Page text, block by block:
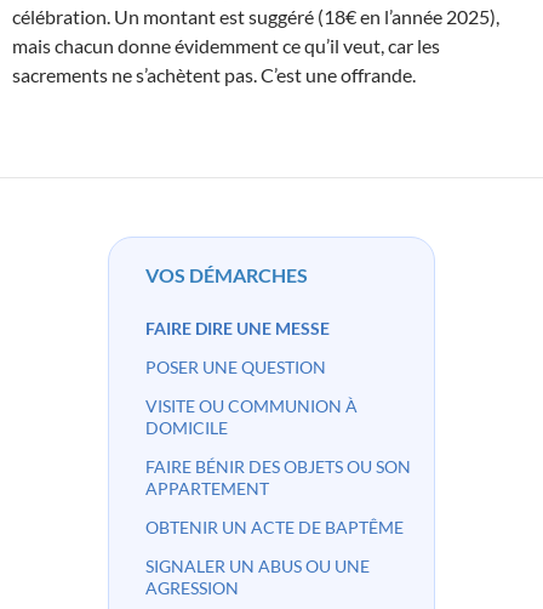
célébration. Un montant est suggéré (18€ en l’année 2025),
mais chacun donne évidemment ce qu’il veut, car les
sacrements ne s’achètent pas. C’est une offrande.
VOS DÉMARCHES
FAIRE DIRE UNE MESSE
POSER UNE QUESTION
VISITE OU COMMUNION À
DOMICILE
FAIRE BÉNIR DES OBJETS OU SON
APPARTEMENT
OBTENIR UN ACTE DE BAPTÊME
SIGNALER UN ABUS OU UNE
AGRESSION